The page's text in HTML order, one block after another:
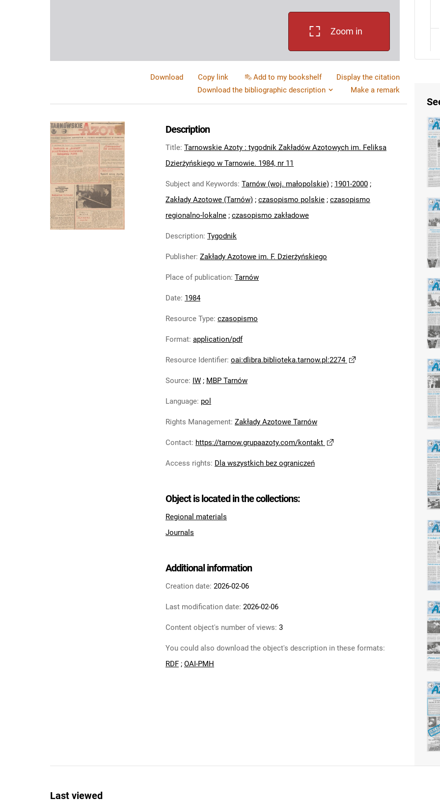
Zoom in
Download Copy link Add to my bookshelf
Display the citation
Download the bibliographic description
Make a remark
Description
Title: Tarnowskie Azoty : tygodnik Zakładów Azotowych im. Feliksa
Dzierżyńskiego w Tarnowie. 1984, nr 11
Subject and Keywords: Tarnów (woj. małopolskie) ; 1901-2000 ;
Zakłady Azotowe (Tarnów) ; czasopismo polskie ; czasopismo
regionalno-lokalne ; czasopismo zakładowe
Description: Tygodnik
Publisher: Zakłady Azotowe im. F. Dzierżyńskiego
Place of publication: Tarnów
Date: 1984
Resource Type: czasopismo
Format: application/pdf
Resource Identifier: oai:dlibra.biblioteka.tarnow.pl:2274
Source: IW ; MBP Tarnów
Language: pol
Rights Management: Zakłady Azotowe Tarnów
Contact: https://tarnow.grupaazoty.com/kontakt
Access rights: Dla wszystkich bez ograniczeń
Object is located in the collections:
Regional materials
Journals
Additional information
Creation date: 2026-02-06
Last modification date: 2026-02-06
Content object's number of views: 3
You could also download the object's description in these formats:
RDF ; OAI-PMH
Last viewed